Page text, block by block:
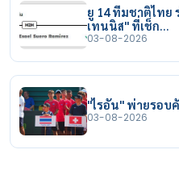
ยู 14 ทีมชาติไทย
เทนนิส" ที่เช็ก…
03-08-2026
"ไรอัน" พ่ายรอบ
03-08-2026